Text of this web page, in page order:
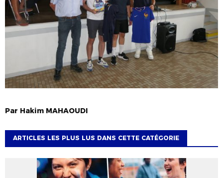
Par Hakim MAHAOUDI
ARTICLES LES PLUS LUS DANS CETTE CATÉGORIE